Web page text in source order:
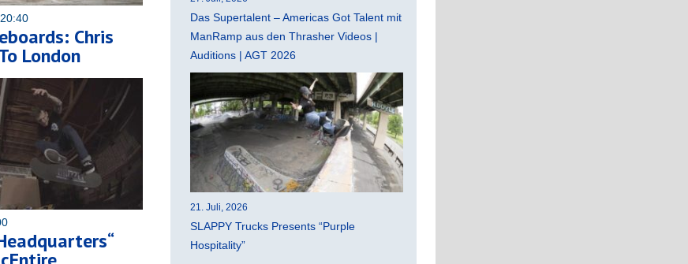
Chris
London
Das Supertalent – Americas Got Talent mit
ManRamp aus den Thrasher Videos |
Auditions | AGT 2026
21. Juli, 2026
SLAPPY Trucks Presents “Purple
Hospitality”